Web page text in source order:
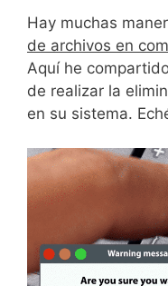
Hay muchas
de archivos en
Aquí he
de realizar la
en su sistema.